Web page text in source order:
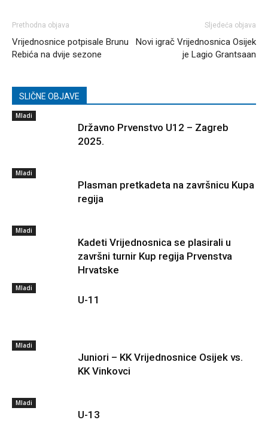
Prethodna objava
Vrijednosnice potpisale Brunu
Rebića na dvije sezone
Sljedeća objava
Novi igrač Vrijednosnica Osijek
je Lagio Grantsaan
SLIČNE OBJAVE
Mladi
Državno Prvenstvo U12 – Zagreb
2025.
Mladi
Plasman pretkadeta na završnicu Kupa
regija
Mladi
Kadeti Vrijednosnica se plasirali u
završni turnir Kup regija Prvenstva
Hrvatske
Mladi
U-11
Mladi
Juniori – KK Vrijednosnice Osijek vs.
KK Vinkovci
Mladi
U-13